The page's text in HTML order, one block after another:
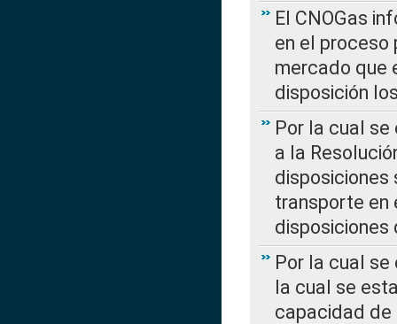
El CNOGas
en el
mercado que
disposición
Por la cual se
a la
disposiciones
transporte en
disposiciones
Por la cual se
la cual se
capacidad de